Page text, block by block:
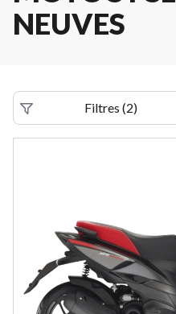
NEUVES
Filtres (2)